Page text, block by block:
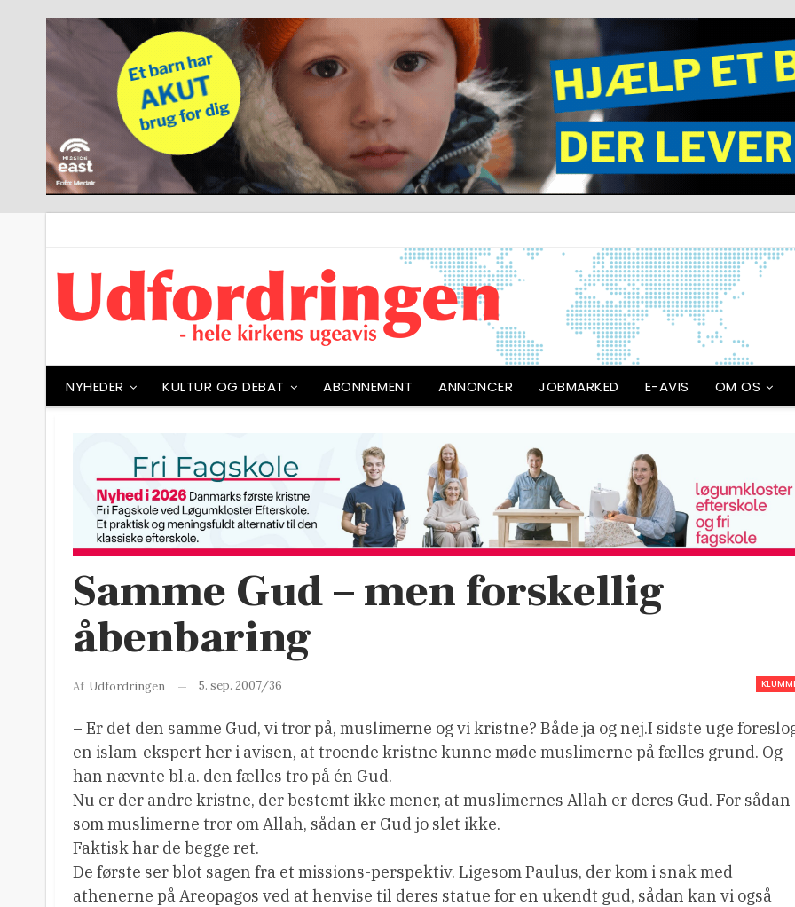
NYHEDER KULTUR OG DEBAT ABONNEMENT ANNONCER JOBMARKED E-AVIS OM OS
Samme Gud – men forskellig
åbenbaring
Af Udfordringen 5. sep. 2007/36
– Er det den samme Gud, vi tror på, muslimerne og vi kristne? Både ja og nej.I sidste uge
en islam-ekspert her i avisen, at troende kristne kunne møde muslimerne på fælles grund. Og
han nævnte bl.a. den fælles tro på én Gud.
Nu er der andre kristne, der bestemt ikke mener, at muslimernes Allah er deres Gud. For sådan
som muslimerne tror om Allah, sådan er Gud jo slet ikke.
Faktisk har de begge ret.
De første ser blot sagen fra et missions-perspektiv. Ligesom Paulus, der kom i snak med
athenerne på Areopagos ved at henvise til deres statue for en ukendt gud, sådan kan vi også